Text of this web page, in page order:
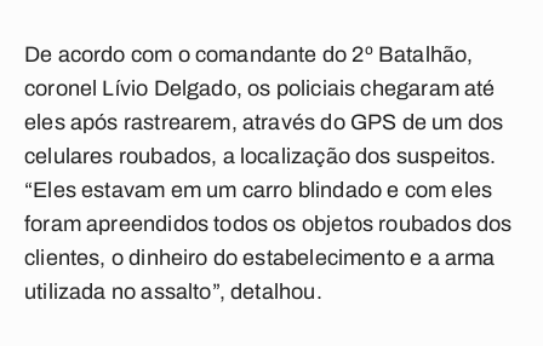
De acordo com o comandante do 2º Batalhão,
coronel Lívio Delgado, os policiais chegaram até
eles após rastrearem, através do GPS de um dos
celulares roubados, a localização dos suspeitos.
“Eles estavam em um carro blindado e com eles
foram apreendidos todos os objetos roubados dos
clientes, o dinheiro do estabelecimento e a arma
utilizada no assalto”, detalhou.